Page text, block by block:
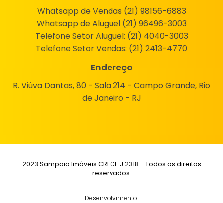
Whatsapp de Vendas (21) 98156-6883
Whatsapp de Aluguel (21) 96496-3003
Telefone Setor Aluguel: (21) 4040-3003
Telefone Setor Vendas: (21) 2413-4770
Endereço
R. Viúva Dantas, 80 - Sala 214 - Campo Grande, Rio
de Janeiro - RJ
2023 Sampaio Imóveis CRECI-J 2318 - Todos os direitos
reservados.
Desenvolvimento: